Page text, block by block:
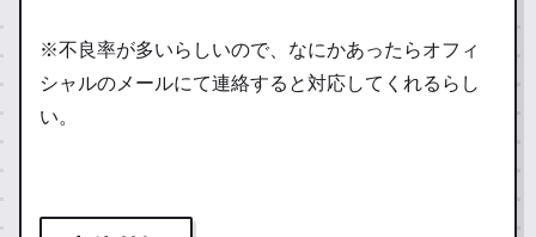
※不良率が多いらしいので、なにかあったらオフィ
シャルのメールにて連絡すると対応してくれるらし
い。